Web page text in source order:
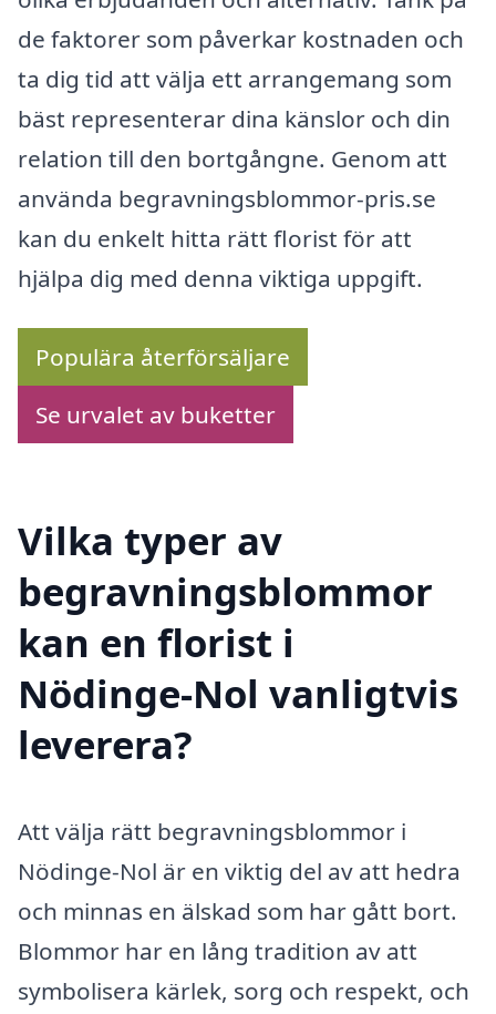
de faktorer som påverkar kostnaden och
ta dig tid att välja ett arrangemang som
bäst representerar dina känslor och din
relation till den bortgångne. Genom att
använda begravningsblommor-pris.se
kan du enkelt hitta rätt florist för att
hjälpa dig med denna viktiga uppgift.
Populära återförsäljare
Se urvalet av buketter
Vilka typer av
begravningsblommor
kan en florist i
Nödinge-Nol vanligtvis
leverera?
Att välja rätt begravningsblommor i
Nödinge-Nol är en viktig del av att hedra
och minnas en älskad som har gått bort.
Blommor har en lång tradition av att
symbolisera kärlek, sorg och respekt, och